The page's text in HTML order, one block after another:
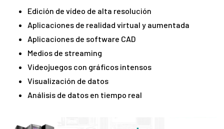
Edición de vídeo de alta resolución
Aplicaciones de realidad virtual y aumentada
Aplicaciones de software CAD
Medios de streaming
Videojuegos con gráficos intensos
Visualización de datos
Análisis de datos en tiempo real